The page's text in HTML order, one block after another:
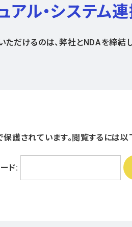
ル・システム
だけるのは、弊社とNDAを締結
護されています。閲覧するには以
ド: